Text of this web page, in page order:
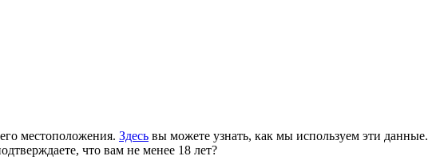
местоположения. Здесь вы можете узнать, как мы используем эти данные.
что вам не менее 18 лет?